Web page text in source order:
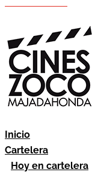
Inicio
Cartelera
Hoy en cartelera